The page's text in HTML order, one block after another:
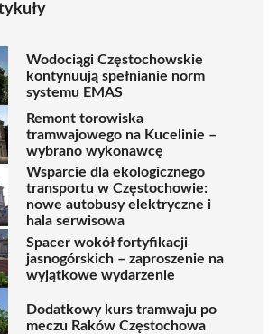
Wodociągi Częstochowskie
kontynuują spełnianie norm
systemu EMAS
Remont torowiska
tramwajowego na Kucelinie –
wybrano wykonawcę
Wsparcie dla ekologicznego
transportu w Częstochowie:
nowe autobusy elektryczne i
hala serwisowa
Spacer wokół fortyfikacji
jasnogórskich – zaproszenie na
wyjątkowe wydarzenie
Dodatkowy kurs tramwaju po
meczu Raków Częstochowa